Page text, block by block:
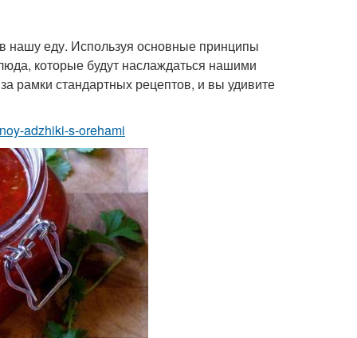
нашу еду. Используя основные принципы
которые будут наслаждаться нашими
рамки стандартных рецептов, и вы удивите
adzhiki-s-orehami